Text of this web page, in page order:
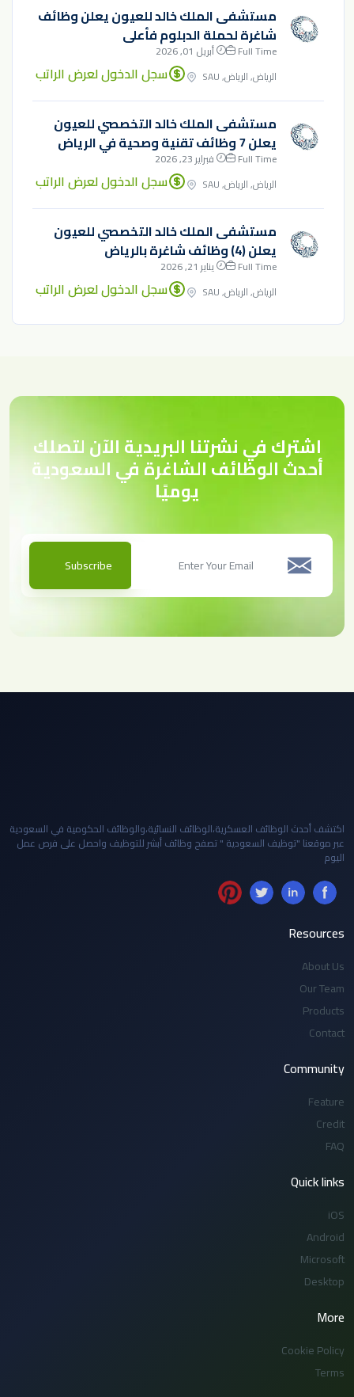
مستشفى الملك خالد للعيون يعلن وظائف
شاغرة لحملة الدبلوم فأعلى
Full Time
أبريل 01, 2026
الرياض, الرياض, SAU
سجل الدخول لعرض الراتب
مستشفى الملك خالد التخصصي للعيون
يعلن 7 وظائف تقنية وصحية في الرياض
Full Time
فبراير 23, 2026
الرياض, الرياض, SAU
سجل الدخول لعرض الراتب
مستشفى الملك خالد التخصصي للعيون
يعلن (4) وظائف شاغرة بالرياض
Full Time
يناير 21, 2026
الرياض, الرياض, SAU
سجل الدخول لعرض الراتب
اشترك في نشرتنا البريدية الآن لتصلك
أحدث الوظائف الشاغرة في السعودية
يوميًا
Subscribe
اكتشف أحدث الوظائف العسكرية،الوظائف النسائية،والوظائف الحكومية في السعودية
عبر موقعنا "توظيف السعودية " تصفح وظائف أبشر للتوظيف واحصل على فرص عمل
اليوم
Resources
About Us
Our Team
Products
Contact
Community
Feature
Credit
FAQ
Quick links
iOS
Android
Microsoft
Desktop
More
Cookie Policy
Terms